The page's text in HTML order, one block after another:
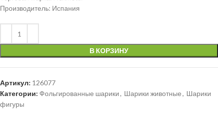
Производитель: Испания
В КОРЗИНУ
Артикул: 126077
Категории: Фольгированные шарики, Шарики животные, Шарики
фигуры